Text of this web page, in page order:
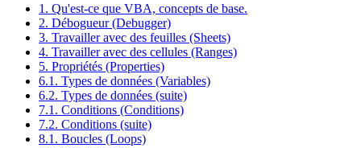
1. Qu'est-ce que VBA, concepts de base.
2. Débogueur (Debugger)
3. Travailler avec des feuilles (Sheets)
4. Travailler avec des cellules (Ranges)
5. Propriétés (Properties)
6.1. Types de données (Variables)
6.2. Types de données (suite)
7.1. Conditions (Conditions)
7.2. Conditions (suite)
8.1. Boucles (Loops)